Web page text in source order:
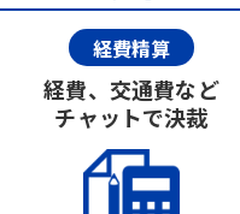
経費精算
経費、交通費など
チャットで決裁